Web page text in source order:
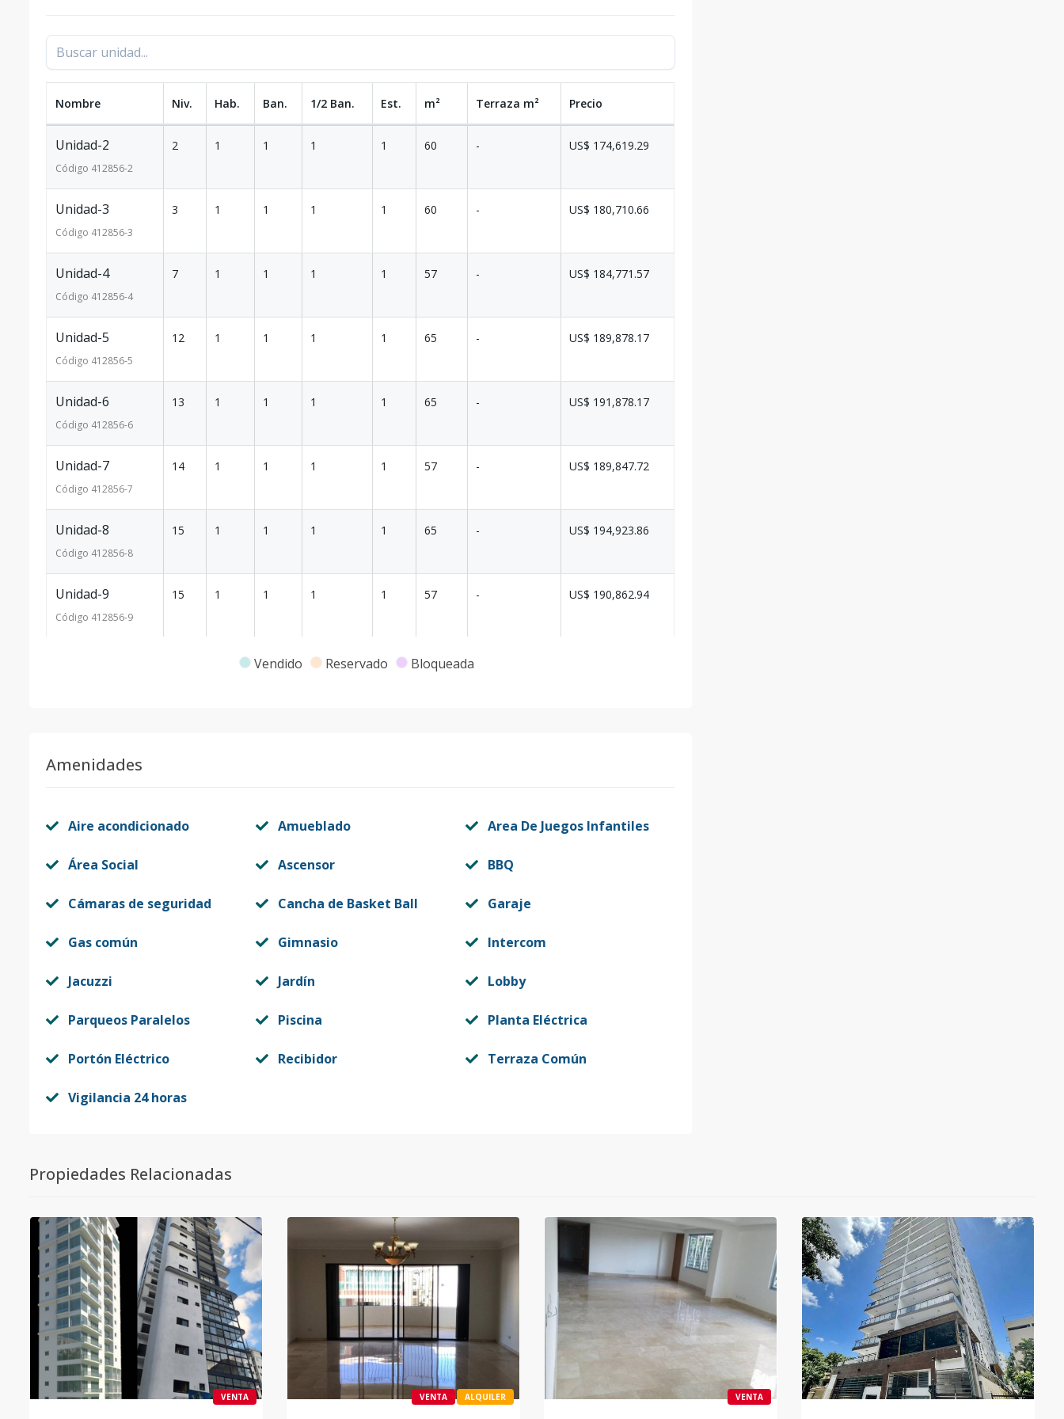
Nombre Niv. Hab. Ban. 1/2 Ban. Est. m² Terraza m² Precio
Unidad-2
Código 412856-2
2 1 1 1 1 60 - US$ 174,619.29
Unidad-3
Código 412856-3
3 1 1 1 1 60 - US$ 180,710.66
Unidad-4
Código 412856-4
7 1 1 1 1 57 - US$ 184,771.57
Unidad-5
Código 412856-5
12 1 1 1 1 65 - US$ 189,878.17
Unidad-6
Código 412856-6
13 1 1 1 1 65 - US$ 191,878.17
Unidad-7
Código 412856-7
14 1 1 1 1 57 - US$ 189,847.72
Unidad-8
Código 412856-8
15 1 1 1 1 65 - US$ 194,923.86
Unidad-9
Código 412856-9
15 1 1 1 1 57 - US$ 190,862.94
1 1 1 60
Vendido Reservado Bloqueada
Amenidades
Aire acondicionado Amueblado Area De Juegos Infantiles
Área Social Ascensor BBQ
Cámaras de seguridad Cancha de Basket Ball Garaje
Gas común Gimnasio Intercom
Jacuzzi Jardín Lobby
Parqueos Paralelos Piscina Planta Eléctrica
Portón Eléctrico Recibidor Terraza Común
Vigilancia 24 horas
Propiedades Relacionadas
VENTA VENTA ALQUILER VENTA